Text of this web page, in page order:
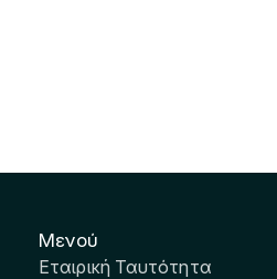
Μενού
Εταιρική Ταυτότητα